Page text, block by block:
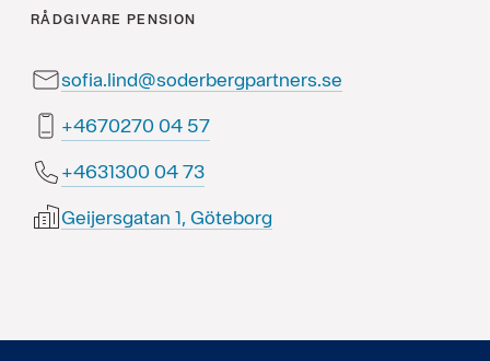
RÅDGIVARE PENSION
sofia.lind@soderbergpartners.se
75 40 0720764+
37 40 0031364+
Geijersgatan 1, Göteborg